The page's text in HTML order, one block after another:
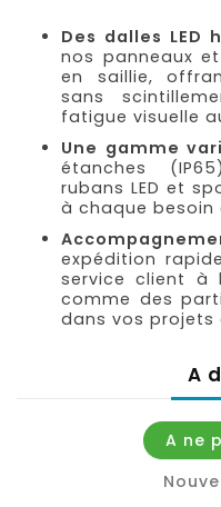
Des dalles
nos panneaux
en saillie,
sans
fatigue visuelle
Une gamme
étanches
rubans LED et
à chaque besoin
expédition
service client à
comme des
dans vos projets
A
A ne